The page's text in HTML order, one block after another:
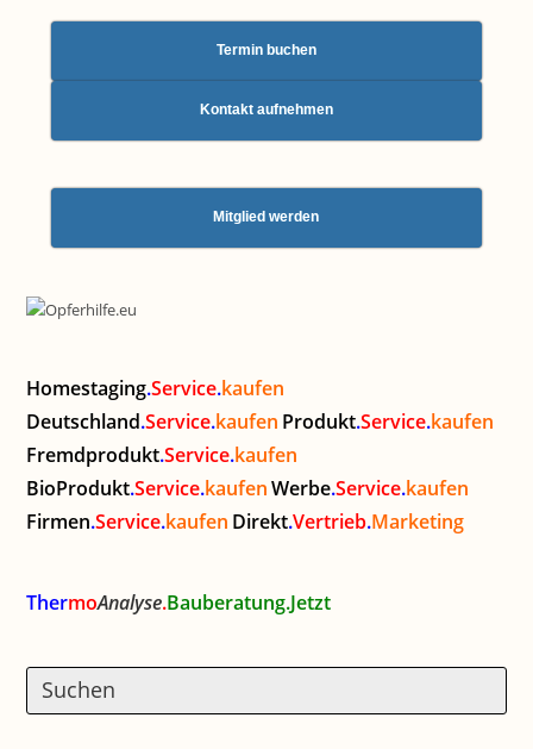
Termin buchen
Kontakt aufnehmen
Mitglied werden
Homestaging.Service.kaufen
Deutschland.Service.kaufen Produkt.Service.kaufen
Fremdprodukt.Service.kaufen
BioProdukt.Service.kaufen Werbe.Service.kaufen
Firmen.Service.kaufen Direkt.Vertrieb.Marketing
ThermoAnalyse.Bauberatung.Jetzt